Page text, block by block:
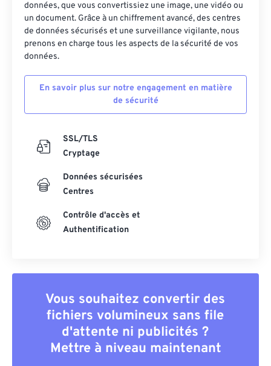
données, que vous convertissiez une image, une vidéo ou
un document. Grâce à un chiffrement avancé, des centres
de données sécurisés et une surveillance vigilante, nous
prenons en charge tous les aspects de la sécurité de vos
données.
En savoir plus sur notre engagement en matière
de sécurité
SSL/TLS
Cryptage
Données sécurisées
Centres
Contrôle d'accès et
Authentification
Vous souhaitez convertir des
fichiers volumineux sans file
d'attente ni publicités ?
Mettre à niveau maintenant